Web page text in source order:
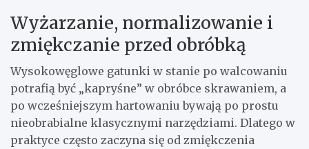
Wyżarzanie, normalizowanie i
zmiękczanie przed obróbką
Wysokowęglowe gatunki w stanie po walcowaniu
potrafią być „kapryśne” w obróbce skrawaniem, a
po wcześniejszym hartowaniu bywają po prostu
nieobrabialne klasycznymi narzędziami. Dlatego w
praktyce często zaczyna się od zmiękczenia